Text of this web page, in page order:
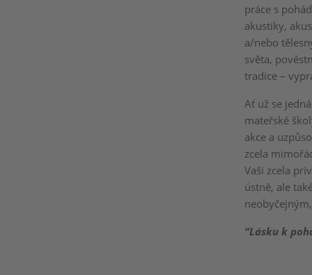
práce s
akustiky,
a/nebo
světa,
tradice –
Ať už se
mateřské
akce a
zcela
Vaši zcela
ústně, ale
“Lásku k